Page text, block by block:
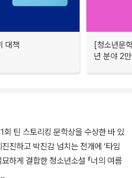
대책
[청소년문
년 분야 2
회 틴 스토리킹 문학상을 수상한 바 있
진하고 박진감 넘치는 전개에 ‘타임
하게 결합한 청소년소설 『너의 여름